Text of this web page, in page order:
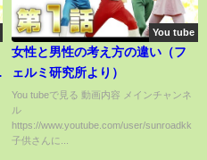
You tube
女性と男性の考え方の違い（フ
ェルミ研究所より）
You tubeで見る 動画内容 メインチャンネ
ル
https://www.youtube.com/user/sunroadkk
子供さんに...